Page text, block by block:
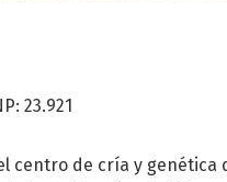
23.921
centro de cría y genética